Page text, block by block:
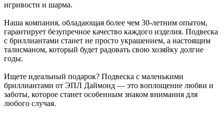
игривости и шарма.
Наша компания, обладающая более чем 30-летним опытом,
гарантирует безупречное качество каждого изделия. Подвеска
с бриллиантами станет не просто украшением, а настоящим
талисманом, который будет радовать свою хозяйку долгие
годы.
Ищете идеальный подарок? Подвеска с маленькими
бриллиантами от ЭПЛ Даймонд — это воплощение любви и
заботы, которое станет особенным знаком внимания для
любого случая.